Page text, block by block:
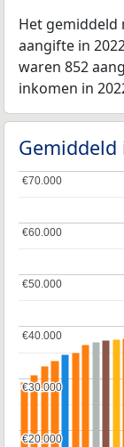
Het
aangifte in
waren 852
inkomen in
Gemiddeld
€20.000
€20.000
€30.000
€30.000
€40.000
€40.000
€50.000
€50.000
€60.000
€60.000
€70.000
€70.000